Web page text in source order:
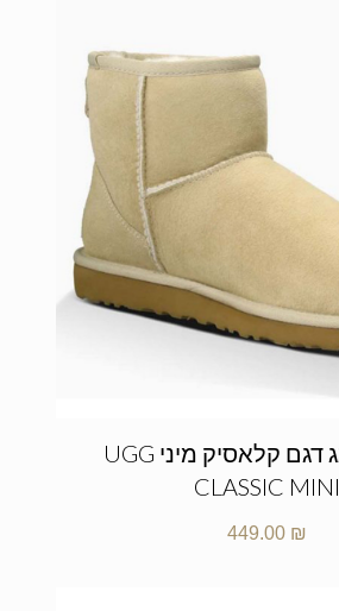
מגפי האגג דגם קלאסיק מיני UGG
CLASSIC MINI
449.00 ₪